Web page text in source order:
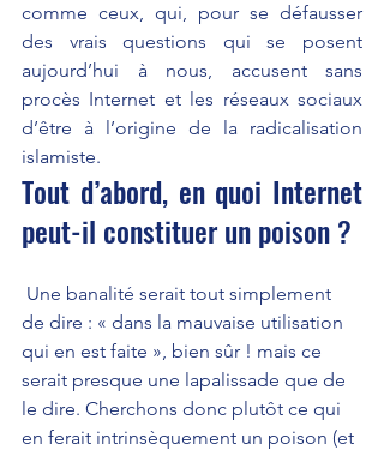
comme ceux, qui, pour se défausser
des vrais questions qui se posent
aujourd’hui à nous, accusent sans
procès Internet et les réseaux sociaux
d’être à l’origine de la radicalisation
islamiste.
Tout d’abord, en quoi Internet
peut-il constituer un poison ?
de dire : « dans la mauvaise utilisation
qui en est faite », bien sûr ! mais ce
serait presque une lapalissade que de
le dire. Cherchons donc plutôt ce qui
en ferait intrinsèquement un poison (et